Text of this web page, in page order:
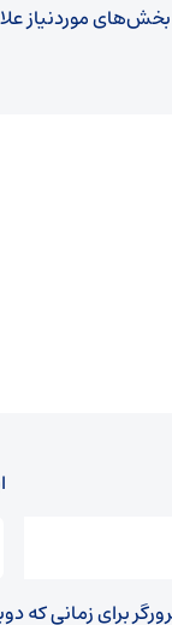
بخش‌های موردنیاز
برای زمانی که